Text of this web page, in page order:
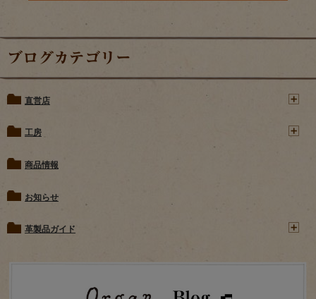
ブログカテゴリー
直営店
工房
商品情報
お知らせ
革製品ガイド